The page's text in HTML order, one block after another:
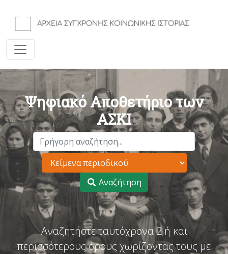
Ψηφιακό Αποθετήριο των
ΑΣΚΙ
Αναζήτηση
Αναζητήστε ταυτόχρονα 2 ή και
περισσότερους όρους χωρίζοντας τους με